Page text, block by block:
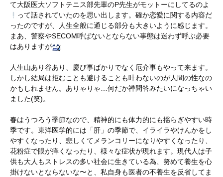
て大阪医大ソフトテニス部先輩のP先生がモットーにしてるのよ
って話されていたのを思い出します。確か恋愛に関する内容だ
ったのですが、人生全般に通じる部分も大きいように感じます。
まあ、警察やSECOM呼ばないとならない事態は迷わず呼ぶ必要
はありますが
人生山あり谷あり、慶び事ばかりでなく厄介事もやって来ます。
しかし結局は拒むことも避けることも叶わないのが人間の性なの
かもしれません。ありゃりゃ…何だか禅問答みたいになっちゃい
ました(笑)。
春はうつろう季節なので、精神的にも体力的にも揺らぎやすい時
季です。東洋医学的には「肝」の季節で、イライラやけんかをし
やすくなったり、悲しくてメランコリーになりやすくなったり、
花粉症で眼が痒くなったり、様々な症状が現れます。現代人は子
供も大人もストレスの多い社会に生きている為、努めて養生を心
掛けないとならないな〜と、私自身も医者の不養生を反省してま